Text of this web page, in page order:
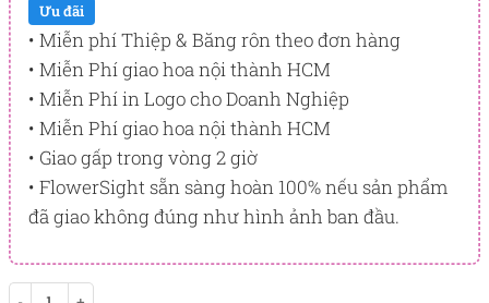
Ưu đãi
• Miễn phí Thiệp & Băng rôn theo đơn hàng
• Miễn Phí giao hoa nội thành HCM
• Miễn Phí in Logo cho Doanh Nghiệp
• Miễn Phí giao hoa nội thành HCM
• Giao gấp trong vòng 2 giờ
• FlowerSight sẵn sàng hoàn 100% nếu sản phẩm
đã giao không đúng như hình ảnh ban đầu.